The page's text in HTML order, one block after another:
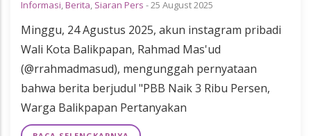
Informasi,Berita, Siaran Pers -25 August 2025
Minggu, 24 Agustus 2025, akun instagram pribadi
Wali Kota Balikpapan, Rahmad Mas'ud
(@rrahmadmasud), mengunggah pernyataan
bahwa berita berjudul "PBB Naik 3 Ribu Persen,
Warga Balikpapan Pertanyakan